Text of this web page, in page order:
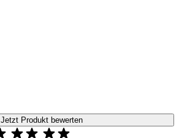
Jetzt Produkt bewerten